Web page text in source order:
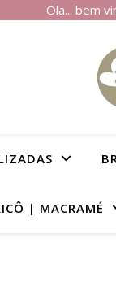
Ola... bem
| MACRAMÉ